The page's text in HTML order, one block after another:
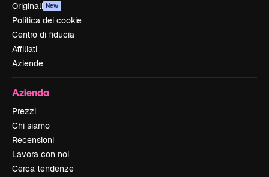
Originali New
Politica dei cookie
Centro di fiducia
Affiliati
Aziende
Azienda
Prezzi
Chi siamo
Recensioni
Lavora con noi
Cerca tendenze